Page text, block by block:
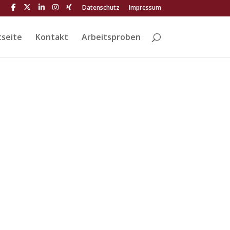
Datenschutz Impressum
Kontakt Arbeitsproben